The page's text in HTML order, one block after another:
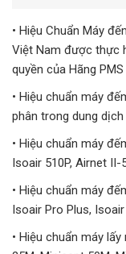
• Hiệu Chuẩn Máy
Việt Nam được thực
quyền của Hãng PMS
• Hiệu chuẩn máy
phân trong dung dịch
• Hiệu chuẩn máy
Isoair 510P, Airnet
• Hiệu chuẩn máy
Isoair Pro Plus,
• Hiệu chuẩn máy